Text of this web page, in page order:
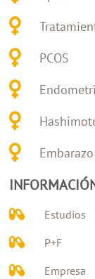
PCOS
Estudios
P+F
Empresa